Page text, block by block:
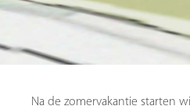
Na de zomervakantie starten